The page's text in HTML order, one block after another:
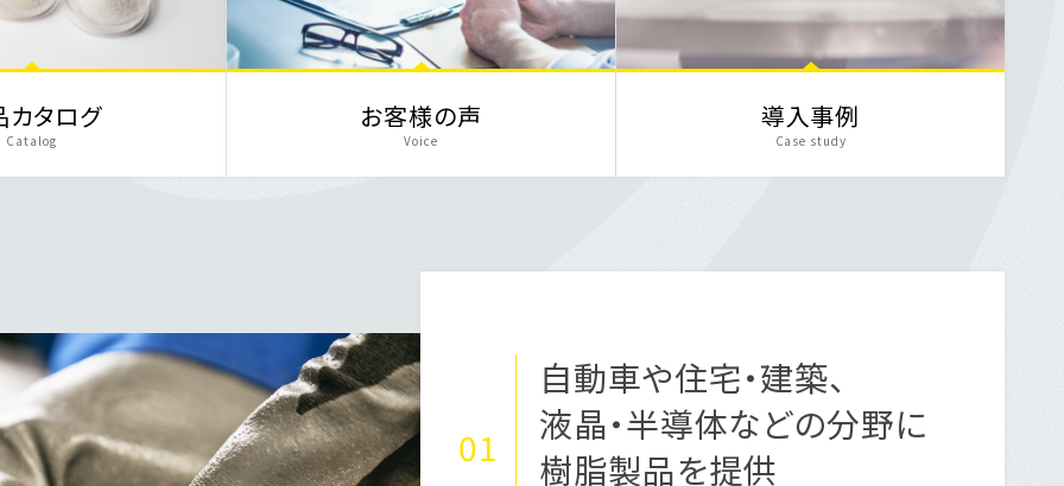
カタログ
Catalog
お客様の声
Voice
導入事例
Case study
01
自動車や住宅・建築、
液晶・半導体などの分野に
樹脂製品を提供